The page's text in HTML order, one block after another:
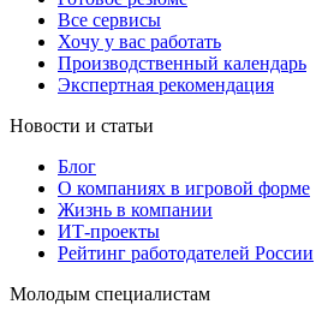
Все сервисы
Хочу у вас работать
Производственный календарь
Экспертная рекомендация
Новости и статьи
Блог
О компаниях в игровой форме
Жизнь в компании
ИТ-проекты
Рейтинг работодателей России
Молодым специалистам